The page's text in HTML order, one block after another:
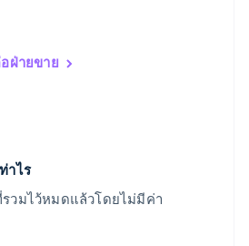
ฝ่ายขาย
าไร
วมไว้หมดแล้วโดยไม่มีค่า
文
ส์